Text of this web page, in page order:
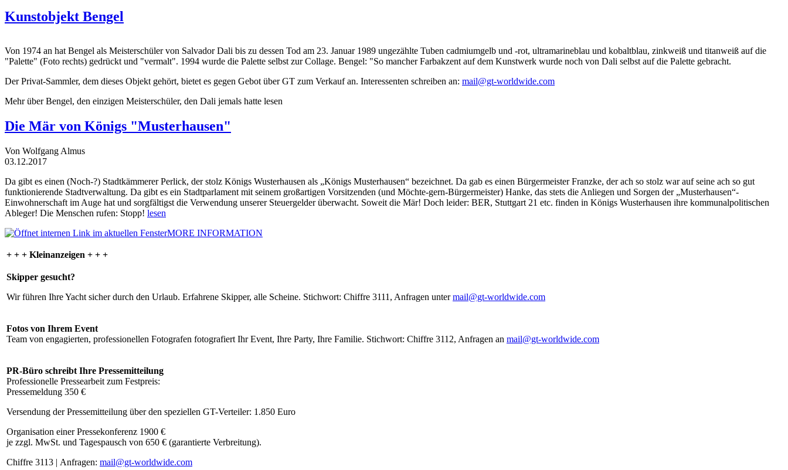
Kunstobjekt Bengel
Von 1974 an hat Bengel als Meisterschüler von Salvador Dali bis zu dessen Tod am 23. Januar 1989 ungezählte Tuben cadmiumgelb und -rot, ultramarineblau und kobaltblau, zinkweiß und titanweiß auf die
"Palette" (Foto rechts) gedrückt und "vermalt". 1994 wurde die Palette selbst zur Collage. Bengel: "So mancher Farbakzent auf dem Kunstwerk wurde noch von Dali selbst auf die Palette gebracht.
Der Privat-Sammler, dem dieses Objekt gehört, bietet es gegen Gebot über GT zum Verkauf an. Interessenten schreiben an: mail@gt-worldwide.com
Mehr über Bengel, den einzigen Meisterschüler, den Dali jemals hatte lesen
Die Mär von Königs "Musterhausen"
Von Wolfgang Almus
03.12.2017
Da gibt es einen (Noch-?) Stadtkämmerer Perlick, der stolz Königs Wusterhausen als „Königs Musterhausen“ bezeichnet. Da gab es einen Bürgermeister Franzke, der ach so stolz war auf seine ach so gut
funktionierende Stadtverwaltung. Da gibt es ein Stadtparlament mit seinem großartigen Vorsitzenden (und Möchte-gern-Bürgermeister) Hanke, das stets die Anliegen und Sorgen der „Musterhausen“-
Einwohnerschaft im Auge hat und sorgfältigst die Verwendung unserer Steuergelder überwacht. Soweit die Mär! Doch leider: BER, Stuttgart 21 etc. finden in Königs Wusterhausen ihre kommunalpolitischen
Ableger! Die Menschen rufen: Stopp! lesen
MORE INFORMATION
+ + + Kleinanzeigen + + +
Skipper gesucht?
Wir führen Ihre Yacht sicher durch den Urlaub. Erfahrene Skipper, alle Scheine. Stichwort: Chiffre 3111, Anfragen untermail@gt-worldwide.com
Fotos von Ihrem Event
Team von engagierten, professionellen Fotografen fotografiert Ihr Event, Ihre Party, Ihre Familie. Stichwort: Chiffre 3112, Anfragen an mail@gt-worldwide.com
PR-Büro schreibt Ihre Pressemitteilung
Professionelle Pressearbeit zum Festpreis:
Pressemeldung 350 €
Versendung der Pressemitteilung über den speziellen GT-Verteiler: 1.850 Euro
Organisation einer Pressekonferenz 1900 €
je zzgl. MwSt. und Tagespausch von 650 € (garantierte Verbreitung).
Chiffre 3113 | Anfragen: mail@gt-worldwide.com